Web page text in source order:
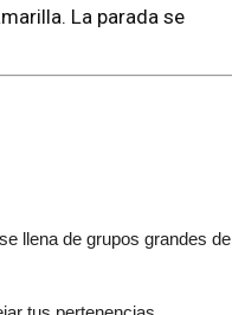
La parada se
llena de grupos grandes de